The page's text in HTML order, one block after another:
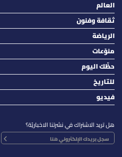
العالم
ثقافة وفنون
الرياضة
منوّعات
حظّك اليوم
للتاريخ
فيديو
هل تريد الاشتراك في نشرتنا الاخباريّة؟